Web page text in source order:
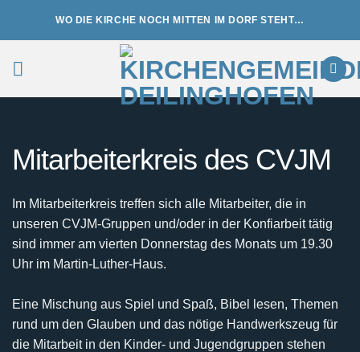
WO DIE KIRCHE NOCH MITTEN IM DORF STEHT…
Mitarbeiterkreis des CVJM
Im Mitarbeiterkreis treffen sich alle Mitarbeiter, die in
unseren CVJM-Gruppen und/oder in der Konfiarbeit tätig
sind immer am vierten Donnerstag des Monats um 19.30
Uhr im Martin-Luther-Haus.
Eine Mischung aus Spiel und Spaß, Bibel lesen, Themen
rund um den Glauben und das nötige Handwerkszeug für
die Mitarbeit in den Kinder- und Jugendgruppen stehen